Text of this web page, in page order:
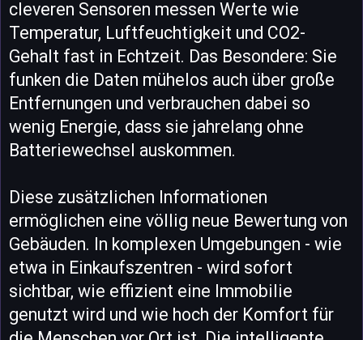
cleveren Sensoren messen Werte wie
Temperatur, Luftfeuchtigkeit und CO2-
Gehalt fast in Echtzeit. Das Besondere: Sie
funken die Daten mühelos auch über große
Entfernungen und verbrauchen dabei so
wenig Energie, dass sie jahrelang ohne
Batteriewechsel auskommen.
Diese zusätzlichen Informationen
ermöglichen eine völlig neue Bewertung von
Gebäuden. In komplexen Umgebungen - wie
etwa in Einkaufszentren - wird sofort
sichtbar, wie effizient eine Immobilie
genutzt wird und wie hoch der Komfort für